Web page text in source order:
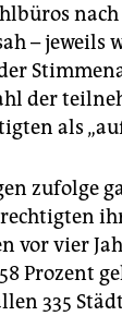
– jeweils
der
als
zufolge
vor vier
Prozent
335